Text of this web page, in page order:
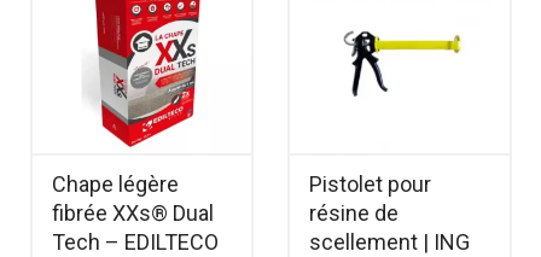
Chape légère
fibrée XXs® Dual
Tech – EDILTECO
Pistolet pour
résine de
scellement | ING